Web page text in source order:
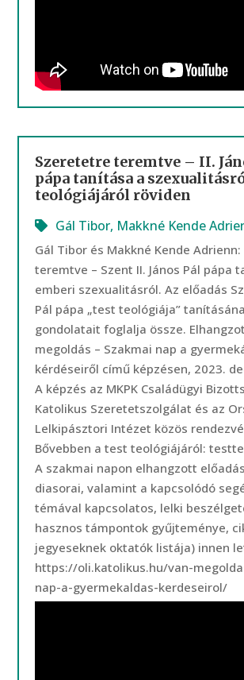
Szeretetre teremtve – II.
pápa tanítása a
teológiájáról röviden
Gál Tibor, Makkné Kende
Gál Tibor és Makkné Kende
teremtve – Szent II. János Pál pápa
emberi szexualitásról. Az előadás
Pál pápa „test teológiája”
gondolatait foglalja össze.
megoldás – Szakmai nap a
kérdéseiről című képzésen, 2023.
A képzés az MKPK Családügyi
Katolikus Szeretetszolgálat és az
Lelkipásztori Intézet közös
Bővebben a test teológiájáról:
A szakmai napon elhangzott
diasorai, valamint a kapcsolódó
témával kapcsolatos, lelki
hasznos támpontok gyűjteménye,
jegyeseknek oktatók listája) innen
https://oli.katolikus.hu/van-
nap-a-gyermekaldas-kerdeseirol/